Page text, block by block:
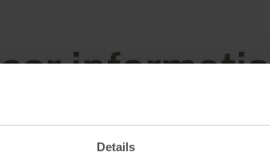
Details
informatie